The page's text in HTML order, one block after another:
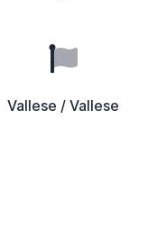
Vallese / Vallese